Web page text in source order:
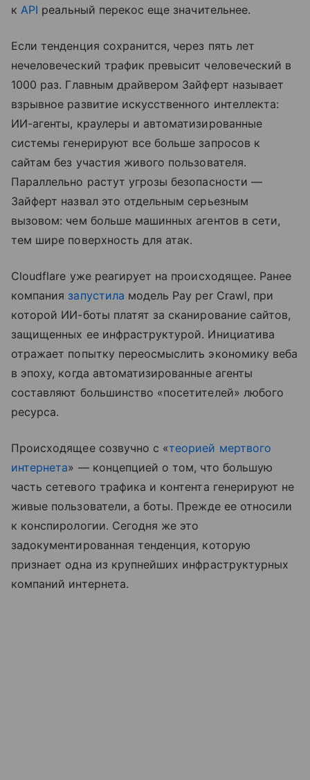
кAPI реальный перекос еще значительнее.
Если тенденция сохранится, через пять лет
нечеловеческий трафик превысит человеческий в
1000 раз. Главным драйвером Зайферт называет
взрывное развитие искусственного интеллекта:
ИИ-агенты, краулеры и автоматизированные
системы генерируют все больше запросов к
сайтам без участия живого пользователя.
Параллельно растут угрозы безопасности —
Зайферт назвал это отдельным серьезным
вызовом: чем больше машинных агентов в сети,
тем шире поверхность для атак.
Cloudflare уже реагирует на происходящее. Ранее
компания запустила модель Pay per Crawl, при
которой ИИ-боты платят за сканирование сайтов,
защищенных ее инфраструктурой. Инициатива
отражает попытку переосмыслить экономику веба
в эпоху, когда автоматизированные агенты
составляют большинство «посетителей» любого
ресурса.
Происходящее созвучно с «теорией мертвого
интернета» — концепцией о том, что большую
часть сетевого трафика и контента генерируют не
живые пользователи, а боты. Прежде ее относили
к конспирологии. Сегодня же это
задокументированная тенденция, которую
признает одна из крупнейших инфраструктурных
компаний интернета.